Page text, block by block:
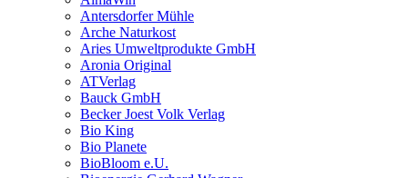
Antersdorfer Mühle
Arche Naturkost
Aries Umweltprodukte GmbH
Aronia Original
ATVerlag
Bauck GmbH
Becker Joest Volk Verlag
Bio King
Bio Planete
BioBloom e.U.